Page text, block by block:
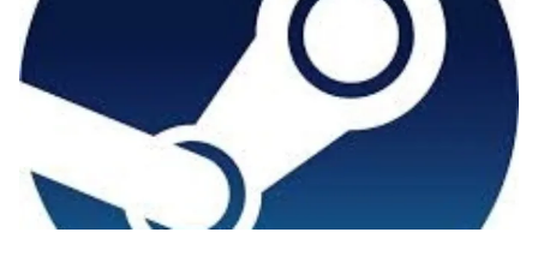
Zoeken